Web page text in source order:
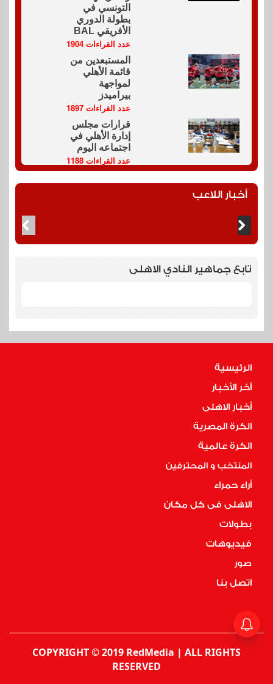
التونسي في
بطولة الدوري
الأفريقي BAL
عدد القراءات 1904
المستبعدين من
قائمة الأهلي
لمواجهة
بيراميدز
عدد القراءات 1897
قرارات مجلس
إدارة الأهلي في
اجتماعه اليوم
عدد القراءات 1188
أخبار اللاعب
تابع جماهير النادي الاهلى
الرئيسية
أخر الأخبار
أخبار الاهلى
الكرة المصرية
الكرة عالمية
المنتخب و المحترفين
أراء حمراء
الاهلى فى كل مكان
بطولات
فيديوهات
صور
اتصل بنا
COPYRIGHT © 2019 RedMedia | ALL RIGHTS
RESERVED